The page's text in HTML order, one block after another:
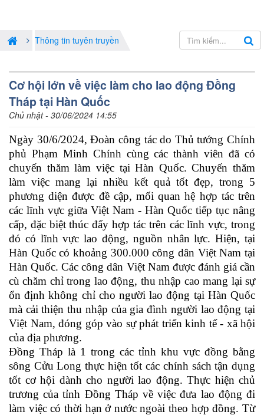
Thông tin tuyên truyền
Cơ hội lớn về việc làm cho lao động Đồng
Tháp tại Hàn Quốc
Chủ nhật - 30/06/2024 14:55
Ngày 30/6/2024, Đoàn công tác do Thủ tướng Chính
phủ Phạm Minh Chính cùng các thành viên đã có
chuyến thăm làm việc tại Hàn Quốc. Chuyến thăm
làm việc mang lại nhiều kết quả tốt đẹp, trong 5
phương diện được đề cập, mối quan hệ hợp tác trên
các lĩnh vực giữa Việt Nam - Hàn Quốc tiếp tục nâng
cấp, đặc biệt thúc đẩy hợp tác trên các lĩnh vực, trong
đó có lĩnh vực lao động, nguồn nhân lực. Hiện, tại
Hàn Quốc có khoảng 300.000 công dân Việt Nam tại
Hàn Quốc. Các công dân Việt Nam được đánh giá cần
cù chăm chỉ trong lao động, thu nhập cao mang lại sự
ổn định không chỉ cho người lao động tại Hàn Quốc
mà cải thiện thu nhập của gia đình người lao động tại
Việt Nam, đóng góp vào sự phát triển kinh tế - xã hội
của địa phương.
Đồng Tháp là 1 trong các tỉnh khu vực đồng bằng
sông Cửu Long thực hiện tốt các chính sách tận dụng
tốt cơ hội dành cho người lao động. Thực hiện chủ
trương của tỉnh Đồng Tháp về việc đưa lao động đi
làm việc có thời hạn ở nước ngoài theo hợp đồng. Từ